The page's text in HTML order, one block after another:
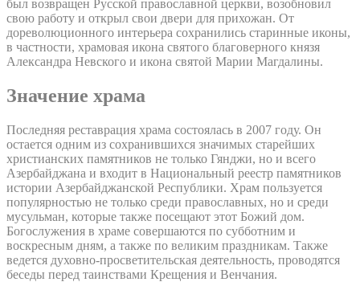
был возвращен Русской православной церкви, возобновил
свою работу и открыл свои двери для прихожан. От
дореволюционного интерьера сохранились старинные иконы,
в частности, храмовая икона святого благоверного князя
Александра Невского и икона святой Марии Магдалины.
Значение храма
Последняя реставрация храма состоялась в 2007 году. Он
остается одним из сохранившихся значимых старейших
христианских памятников не только Гянджи, но и всего
Азербайджана и входит в Национальный реестр памятников
истории Азербайджанской Республики. Храм пользуется
популярностью не только среди православных, но и среди
мусульман, которые также посещают этот Божий дом.
Богослужения в храме совершаются по субботним и
воскресным дням, а также по великим праздникам. Также
ведется духовно-просветительская деятельность, проводятся
беседы перед таинствами Крещения и Венчания.